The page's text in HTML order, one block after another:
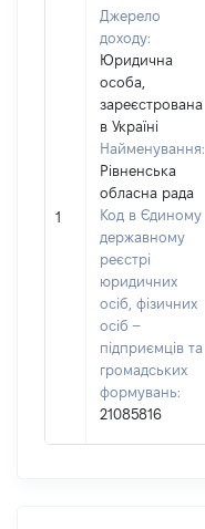
1
Джерело
доходу:
Юридична
особа,
зареєстрована
в Україні
Найменування:
Рівненська
обласна рада
Код в Єдиному
державному
реєстрі
юридичних
осіб, фізичних
осіб –
підприємців та
громадських
формувань:
21085816